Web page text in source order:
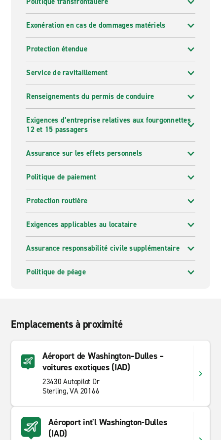
Exonération en cas de dommages matériels
Protection étendue
Service de ravitaillement
Renseignements du permis de conduire
Exigences d’entreprise relatives aux fourgonnettes
12 et 15 passagers
Assurance sur les effets personnels
Politique de paiement
Protection routière
Exigences applicables au locataire
Assurance responsabilité civile supplémentaire
Politique de péage
Emplacements à proximité
Aéroport de Washington–Dulles –
voitures exotiques (IAD)
23430 Autopilot Dr
Sterling, VA 20166
Aéroport int'l Washington-Dulles
(IAD)